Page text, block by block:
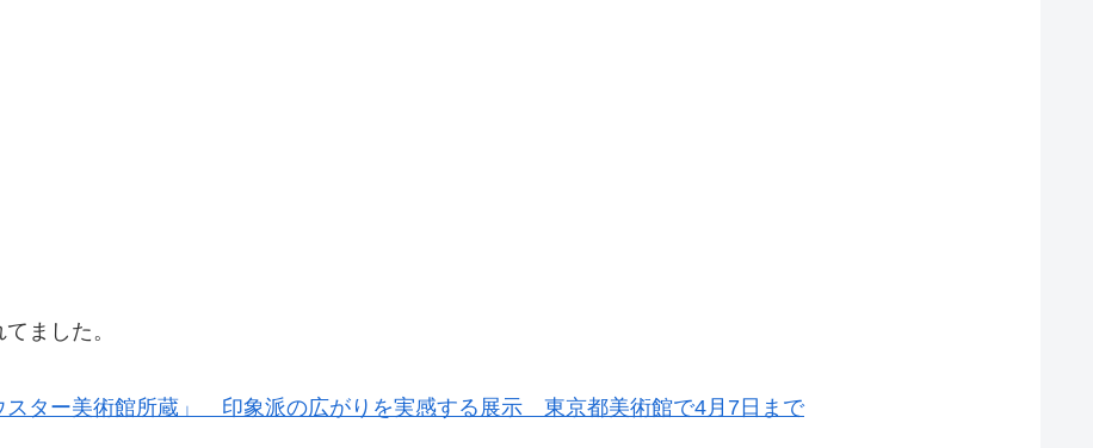
ました。
ター美術館所蔵」 印象派の広がりを実感する展示 東京都美術館で4月7日まで